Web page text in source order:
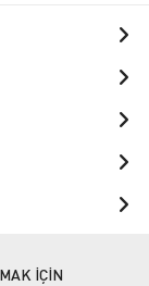
İÇİN